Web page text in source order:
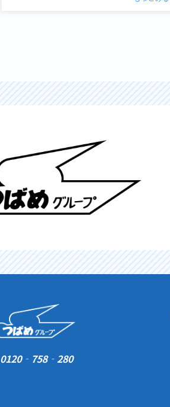
0120‐758‐280